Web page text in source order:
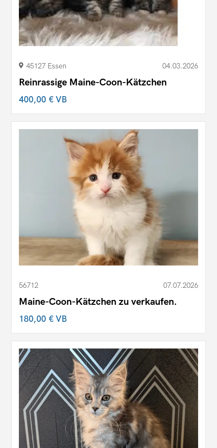
45127 Essen 04.03.2026
Reinrassige Maine-Coon-Kätzchen
400,00 €VB
56712 07.07.2026
Maine-Coon-Kätzchen zu verkaufen.
180,00 €VB